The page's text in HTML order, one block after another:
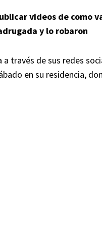
videos de como
y lo robaron
través de sus redes
en su residencia,